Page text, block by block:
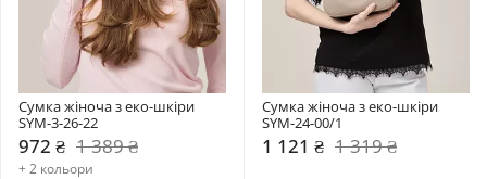
Сумка жіноча з еко-шкіри
SYM-3-26-22
972 ₴ 1 389 ₴
+ 2 кольори
Сумка жіноча з еко-шкіри
SYM-24-00/1
1 121 ₴ 1 319 ₴